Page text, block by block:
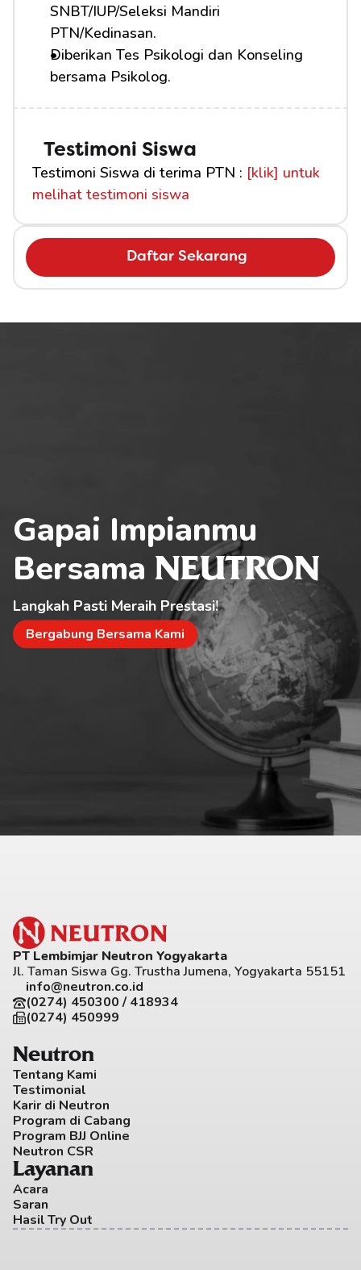
Daftar Sekarang
SNBT/IUP/Seleksi Mandiri
PTN/Kedinasan.
Diberikan Tes Psikologi dan Konseling
bersama Psikolog.
Testimoni Siswa
Testimoni Siswa di terima PTN : [klik] untuk
melihat testimoni siswa
Gapai Impianmu
Bersama NEUTRON
Langkah Pasti Meraih Prestasi!
Bergabung Bersama Kami
PT Lembimjar Neutron Yogyakarta
Jl. Taman Siswa Gg. Trustha Jumena, Yogyakarta 55151
info@neutron.co.id
(0274) 450300 / 418934
(0274) 450999
Neutron
Tentang Kami
Testimonial
Karir di Neutron
Program di Cabang
Program BJJ Online
Neutron CSR
Layanan
Acara
Saran
Hasil Try Out